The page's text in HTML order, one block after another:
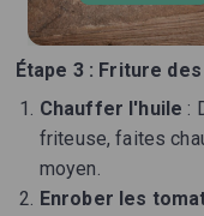
Étape 3 : Friture
Chauffer l'huile :
friteuse, faites
moyen.
Enrober les